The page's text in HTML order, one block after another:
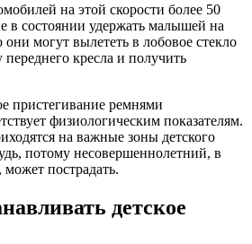
на этой скорости более 50
в состоянии удержать малышей на
они могут вылететь в лобовое стекло
кресла и получить
пристегивание ремнями
физиологическим показателям.
на важные зоны детского
потому несовершеннолетний, в
пострадать.
детское